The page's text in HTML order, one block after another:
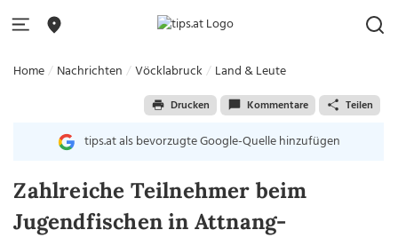
Home Nachrichten Vöcklabruck Land & Leute
Drucken Kommentare Teilen
tips.at als bevorzugte Google-Quelle hinzufügen
Zahlreiche Teilnehmer beim
Jugendfischen in Attnang-